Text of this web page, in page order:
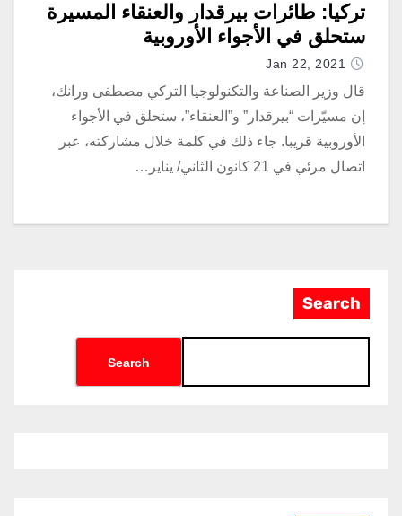
تركيا: طائرات بيرقدار والعنقاء المسيرة
ستحلق في الأجواء الأوروبية
Jan 22, 2021
قال وزير الصناعة والتكنولوجيا التركي مصطفى ورانك،
إن مسيّرات “بيرقدار” و”العنقاء”، ستحلق في الأجواء
الأوروبية قريبا. جاء ذلك في كلمة خلال مشاركته، عبر
اتصال مرئي في 21 كانون الثاني/ يناير…
Search
Search